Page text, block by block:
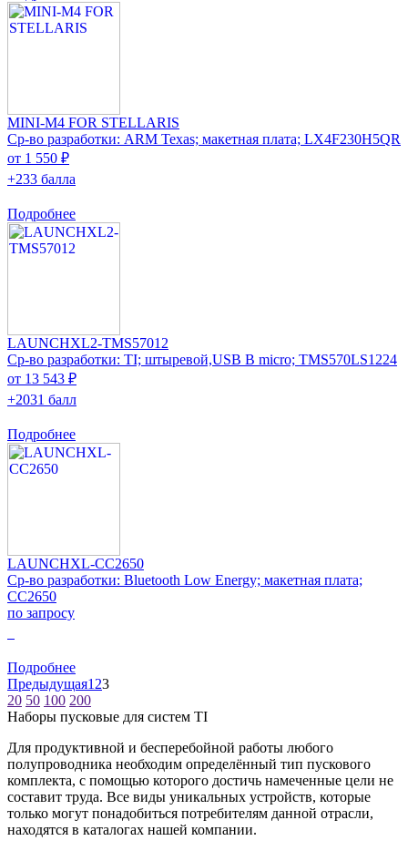
MINI-M4 FOR STELLARIS
Ср-во разработки: ARM Texas; макетная плата; LX4F230H5QR
от 1 550 ₽
+233 балла
Подробнее
LAUNCHXL2-TMS57012
Ср-во разработки: TI; штыревой,USB B micro; TMS570LS1224
от 13 543 ₽
+2031 балл
Подробнее
LAUNCHXL-CC2650
Ср-во разработки: Bluetooth Low Energy; макетная плата;
CC2650
по запросу
Подробнее
Предыдущая1 23
20 50 100 200
Наборы пусковые для систем TI
Для продуктивной и бесперебойной работы любого
полупроводника необходим определённый тип пускового
комплекта, с помощью которого достичь намеченные цели не
составит труда. Все виды уникальных устройств, которые
только могут понадобиться потребителям данной отрасли,
находятся в каталогах нашей компании.